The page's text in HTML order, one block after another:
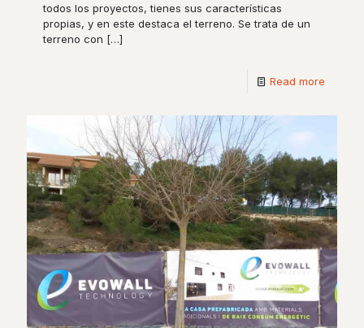
todos los proyectos, tienes sus características
propias, y en este destaca el terreno. Se trata de un
terreno con […]
Read more